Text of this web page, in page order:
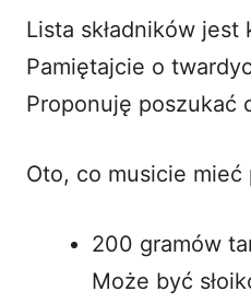
Lista składników
Pamiętajcie o
Proponuję poszukać
Oto, co musicie mieć
200 gramów
Może być